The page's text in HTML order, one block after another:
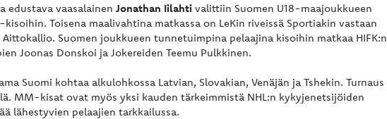
edustava vaasalainen Jonathan Iilahti valittiin Suomen U18-maajoukkueen
Toisena maalivahtina matkassa on LeKin riveissä Sportiakin vastaan
Suomen joukkueen tunnetuimpina pelaajina kisoihin matkaa HIFK:n
Joonas Donskoi ja Jokereiden Teemu Pulkkinen.
Suomi kohtaa alkulohkossa Latvian, Slovakian, Venäjän ja Tshekin. Turnaus
MM-kisat ovat myös yksi kauden tärkeimmistä NHL:n kykyjenetsijöiden
lähestyvien pelaajien tarkkailussa.